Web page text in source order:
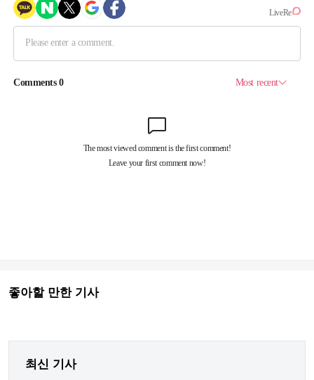
좋아할 만한 기사
최신 기사